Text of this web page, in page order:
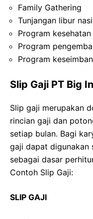
Family Gathering
Tunjangan libur
Program
Program
Program
Slip Gaji PT Big
Slip gaji merupakan
rincian gaji dan
setiap bulan. Bagi
gaji dapat digunakan
sebagai dasar
Contoh Slip Gaji:
SLIP GAJI